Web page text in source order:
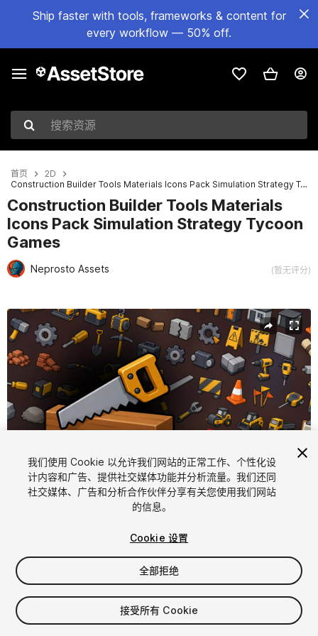
Ship faster with tools, frameworks & content for
every workflow — 50% off.
搜索资源
首页
2D
Construction Builder Tools Materials Icons Pack Simulation Strategy Tycoon Games
Construction Builder Tools Materials
Icons Pack Simulation Strategy Tycoon
Games
Neprosto Assets (暂无评分)
当前幻灯片：1 / 2
1/2
$15.99
我们使用 Cookie 以允许我们网站的正常工作、个性化设
计内容和广告、提供社交媒体功能并分析流量。我们还同
社交媒体、广告和分析合作伙伴分享有关您使用我们网站
的信息。
Cookie 设置
全部拒绝
接受所有 Cookie